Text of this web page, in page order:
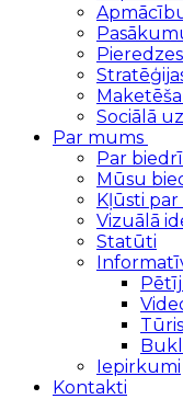
Sociālā
Par mums
Par
Mūsu
Kļūsti
Vizuālā
Statūti
Iepirkumi
Kontakti